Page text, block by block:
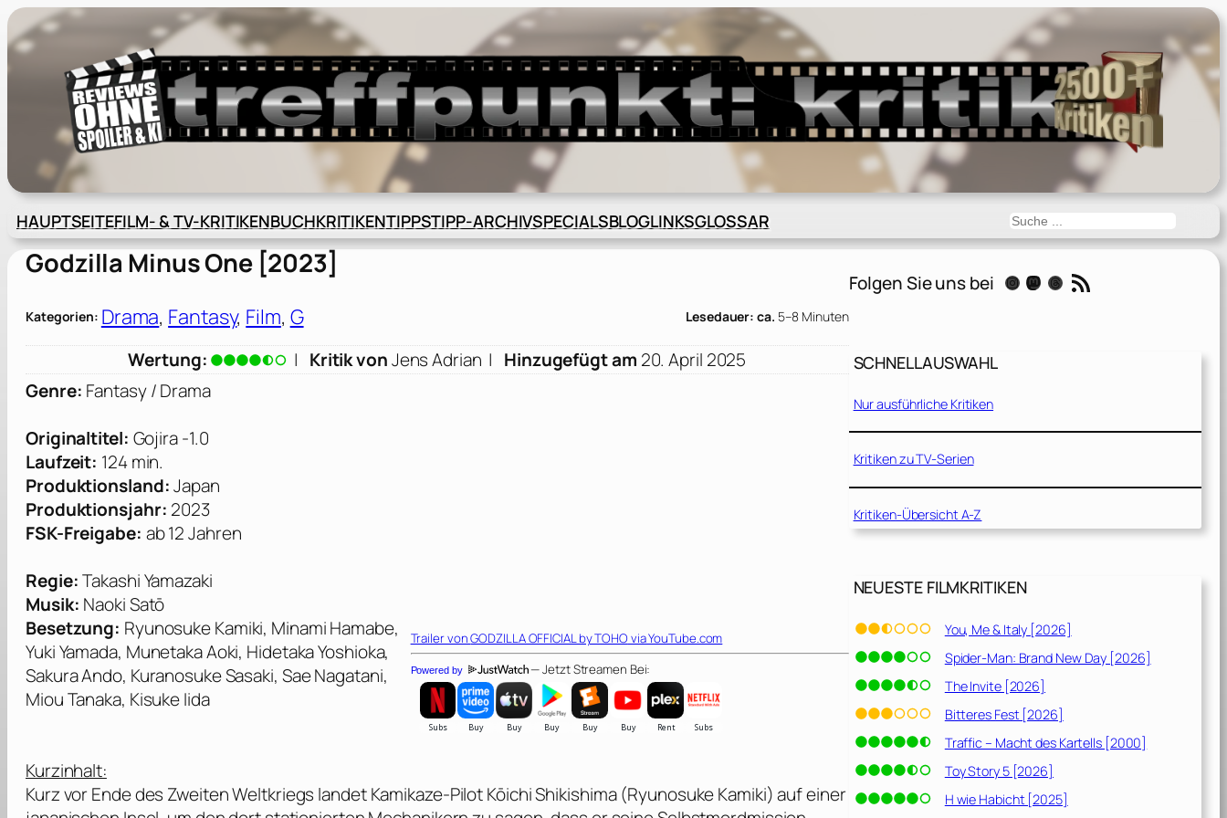
Zum
Inhalt
springen
HAUPTSEITEFILM- & TV-KRITIKENBUCHKRITIKENTIPPSTIPP-ARCHIVSPECIALSBLOGLINKSGLOSSAR Suchen
Godzilla Minus One [2023]
Kategorien: Drama, Fantasy, Film, G Lesedauer: ca. 5–8 Minuten
Wertung: | Kritik vonJens Adrian | Hinzugefügt am 20. April 2025
Trailer vonGODZILLA OFFICIAL by TOHO via YouTube.com
Powered by — Jetzt Streamen Bei:
Genre: Fantasy / Drama
Originaltitel: Gojira -1.0
Laufzeit: 124 min.
Produktionsland:Japan
Produktionsjahr: 2023
FSK-Freigabe: ab 12 Jahren
Regie:Takashi Yamazaki
Musik: Naoki Satō
Besetzung: Ryunosuke Kamiki, Minami Hamabe,
Yuki Yamada, Munetaka Aoki, Hidetaka Yoshioka,
Sakura Ando, Kuranosuke Sasaki, Sae Nagatani,
Miou Tanaka, Kisuke Iida
Kurzinhalt:
Kurz vor Ende des Zweiten Weltkriegs landet Kamikaze-Pilot Kōichi Shikishima (Ryunosuke Kamiki) auf einer
Folgen Sie uns bei Instagram Mastodon Threads RSS-Feed
SCHNELLAUSWAHL
Nur ausführliche Kritiken
Kritiken zu TV-Serien
Kritiken-Übersicht A-Z
NEUESTE FILMKRITIKEN
You, Me & Italy [2026]
Spider-Man: Brand New Day [2026]
The Invite [2026]
Bitteres Fest [2026]
Traffic – Macht des Kartells [2000]
Toy Story 5 [2026]
H wie Habicht [2025]